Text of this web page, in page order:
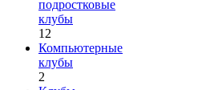
подростковые
клубы
12
Компьютерные
клубы
2